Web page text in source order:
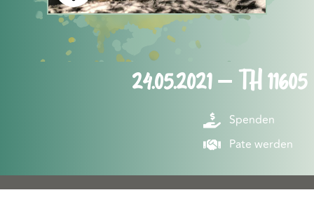
24.05.2021 – TH 11605
Spenden
Pate werden